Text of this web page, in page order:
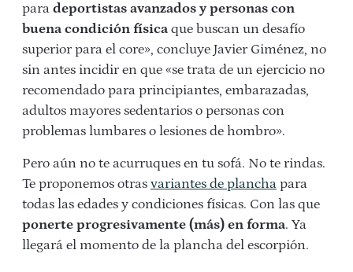
para deportistas avanzados y personas con
buena condición física que buscan un desafío
superior para el core», concluye Javier Giménez, no
sin antes incidir en que «se trata de un ejercicio no
recomendado para principiantes, embarazadas,
adultos mayores sedentarios o personas con
problemas lumbares o lesiones de hombro».
Pero aún no te acurruques en tu sofá. No te rindas.
Te proponemos otras variantes de plancha para
todas las edades y condiciones físicas. Con las que
ponerte progresivamente (más) en forma. Ya
llegará el momento de la plancha del escorpión.